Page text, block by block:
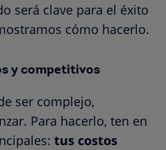
será clave para el éxito
cómo hacerlo.
y competitivos
ser complejo,
Para hacerlo, ten en
tus costos